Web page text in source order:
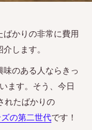
かりの非常に費用
します。
のある人ならきっ
ます。そう、今日
れたばかりの
の第二世代です！